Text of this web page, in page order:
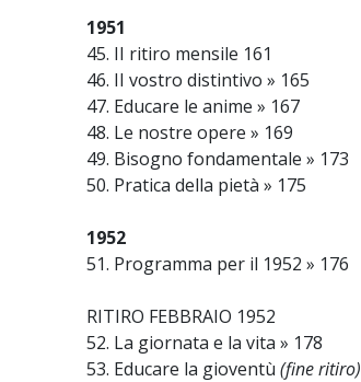
1951
45. II ritiro mensile 161
46. II vostro distintivo » 165
47. Educare le anime » 167
48. Le nostre opere » 169
49. Bisogno fondamentale » 173
50. Pratica della pietà » 175
1952
51. Programma per il 1952 » 176
RITIRO FEBBRAIO 1952
52. La giornata e la vita » 178
53. Educare la gioventù (fine ritiro)